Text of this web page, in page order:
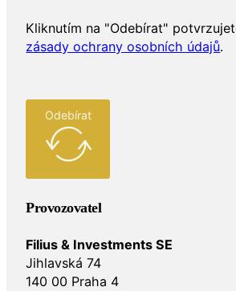
Kliknutím na "Odebírat"
zásady ochrany osobních údajů.
Odebírat
Provozovatel
Filius & Investments SE
Jihlavská 74
140 00 Praha 4